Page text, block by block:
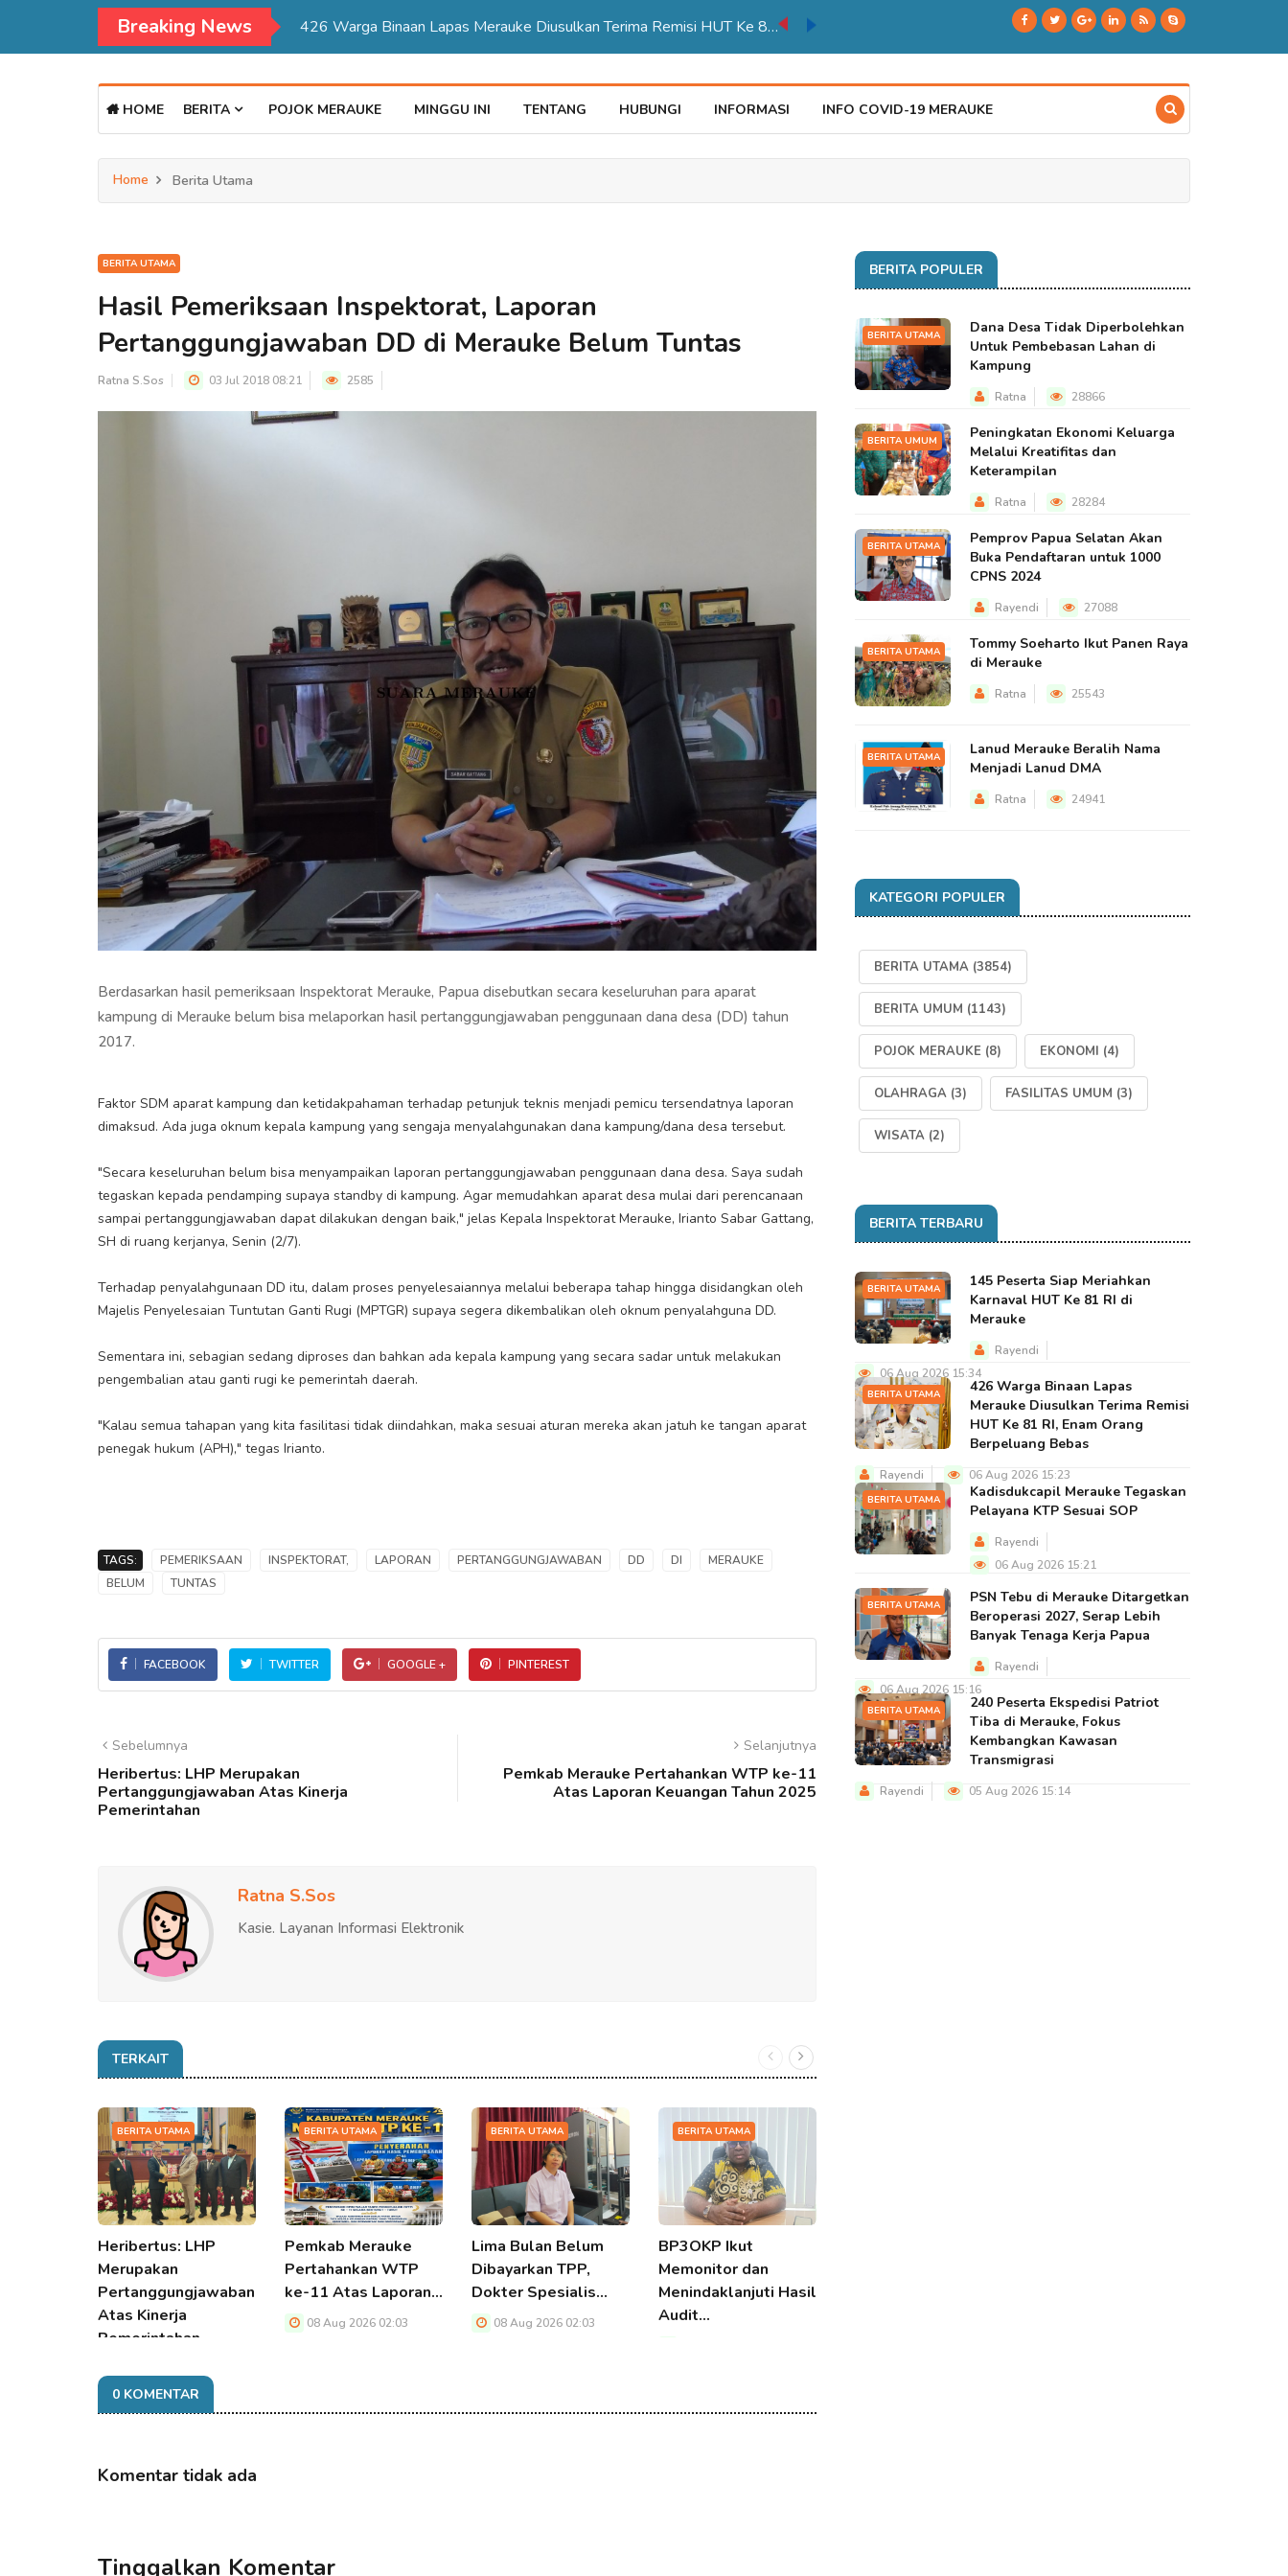
Breaking News Kadisdukcapil Merauke Tegaskan Pelayana KTP Sesuai SOP
HOME BERITA POJOK MERAUKE MINGGU INI TENTANG HUBUNGI INFORMASI INFO COVID-19 MERAUKE
Home Berita Utama
BERITA UTAMA
Hasil Pemeriksaan Inspektorat, Laporan
Pertanggungjawaban DD di Merauke Belum Tuntas
Ratna S.Sos 03 Jul 2018 08:21 2585
Berdasarkan hasil pemeriksaan Inspektorat Merauke, Papua disebutkan secara keseluruhan para aparat
kampung di Merauke belum bisa melaporkan hasil pertanggungjawaban penggunaan dana desa (DD) tahun
2017.
Faktor SDM aparat kampung dan ketidakpahaman terhadap petunjuk teknis menjadi pemicu tersendatnya laporan
dimaksud. Ada juga oknum kepala kampung yang sengaja menyalahgunakan dana kampung/dana desa tersebut.
"Secara keseluruhan belum bisa menyampaikan laporan pertanggungjawaban penggunaan dana desa. Saya sudah
tegaskan kepada pendamping supaya standby di kampung. Agar memudahkan aparat desa mulai dari perencanaan
sampai pertanggungjawaban dapat dilakukan dengan baik," jelas Kepala Inspektorat Merauke, Irianto Sabar Gattang,
SH di ruang kerjanya, Senin (2/7).
Terhadap penyalahgunaan DD itu, dalam proses penyelesaiannya melalui beberapa tahap hingga disidangkan oleh
Majelis Penyelesaian Tuntutan Ganti Rugi (MPTGR) supaya segera dikembalikan oleh oknum penyalahguna DD.
Sementara ini, sebagian sedang diproses dan bahkan ada kepala kampung yang secara sadar untuk melakukan
pengembalian atau ganti rugi ke pemerintah daerah.
"Kalau semua tahapan yang kita fasilitasi tidak diindahkan, maka sesuai aturan mereka akan jatuh ke tangan aparat
penegak hukum (APH)," tegas Irianto.
TAGS: PEMERIKSAAN INSPEKTORAT, LAPORAN PERTANGGUNGJAWABAN DD DI
MERAUKE
BELUM
TUNTAS
FACEBOOK TWITTER GOOGLE + PINTEREST
Sebelumnya
Heribertus: LHP Merupakan
Pertanggungjawaban Atas Kinerja
Pemerintahan
Selanjutnya
Pemkab Merauke Pertahankan WTP ke-11
Atas Laporan Keuangan Tahun 2025
Ratna S.Sos
Kasie. Layanan Informasi Elektronik
TERKAIT
BERITA UTAMA
Heribertus: LHP
Merupakan
Pertanggungjawaban
Atas Kinerja
Pemerintahan
BERITA UTAMA
Pemkab Merauke
Pertahankan WTP
ke-11 Atas Laporan…
08 Aug 2026 02:03
BERITA UTAMA
Lima Bulan Belum
Dibayarkan TPP,
Dokter Spesialis…
08 Aug 2026 02:03
BERITA UTAMA
BP3OKP Ikut
Memonitor dan
Menindaklanjuti Hasil
Audit…
0 KOMENTAR
Komentar tidak ada
Tinggalkan Komentar
BERITA POPULER
BERITA UTAMA
Dana Desa Tidak Diperbolehkan
Untuk Pembebasan Lahan di
Kampung
Ratna 28866
BERITA UMUM
Peningkatan Ekonomi Keluarga
Melalui Kreatifitas dan
Keterampilan
Ratna 28284
BERITA UTAMA
Pemprov Papua Selatan Akan
Buka Pendaftaran untuk 1000
CPNS 2024
Rayendi 27088
BERITA UTAMA
Tommy Soeharto Ikut Panen Raya
di Merauke
Ratna 25543
BERITA UTAMA
Lanud Merauke Beralih Nama
Menjadi Lanud DMA
Ratna 24941
KATEGORI POPULER
BERITA UTAMA (3854)
BERITA UMUM (1143)
POJOK MERAUKE (8) EKONOMI (4)
OLAHRAGA (3) FASILITAS UMUM (3)
WISATA (2)
BERITA TERBARU
BERITA UTAMA
145 Peserta Siap Meriahkan
Karnaval HUT Ke 81 RI di
Merauke
Rayendi
06 Aug 2026 15:34
BERITA UTAMA
426 Warga Binaan Lapas
Merauke Diusulkan Terima Remisi
HUT Ke 81 RI, Enam Orang
Berpeluang Bebas
Rayendi 06 Aug 2026 15:23
BERITA UTAMA
Kadisdukcapil Merauke Tegaskan
Pelayana KTP Sesuai SOP
Rayendi
06 Aug 2026 15:21
BERITA UTAMA
PSN Tebu di Merauke Ditargetkan
Beroperasi 2027, Serap Lebih
Banyak Tenaga Kerja Papua
Rayendi
06 Aug 2026 15:16
BERITA UTAMA
240 Peserta Ekspedisi Patriot
Tiba di Merauke, Fokus
Kembangkan Kawasan
Transmigrasi
Rayendi 05 Aug 2026 15:14